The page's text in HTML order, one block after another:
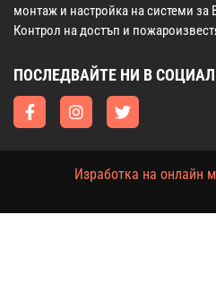
монтаж и настройка на системи
Контрол на достъп и
ПОСЛЕДВАЙТЕ НИ В
Изработка на онлайн